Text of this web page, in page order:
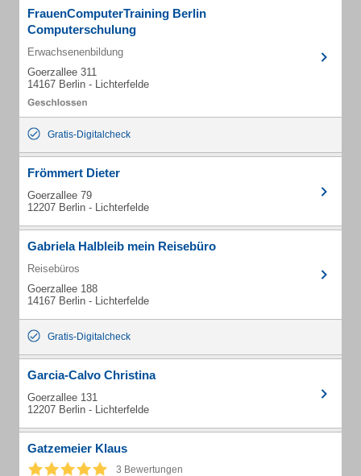
FrauenComputerTraining Berlin
Computerschulung
Erwachsenenbildung
Goerzallee 311
14167 Berlin - Lichterfelde
Gratis-Digitalcheck
Frömmert Dieter
Goerzallee 79
12207 Berlin - Lichterfelde
Gabriela Halbleib mein Reisebüro
Reisebüros
Goerzallee 188
14167 Berlin - Lichterfelde
Gratis-Digitalcheck
Garcia-Calvo Christina
Goerzallee 131
12207 Berlin - Lichterfelde
Gatzemeier Klaus
3 Bewertungen